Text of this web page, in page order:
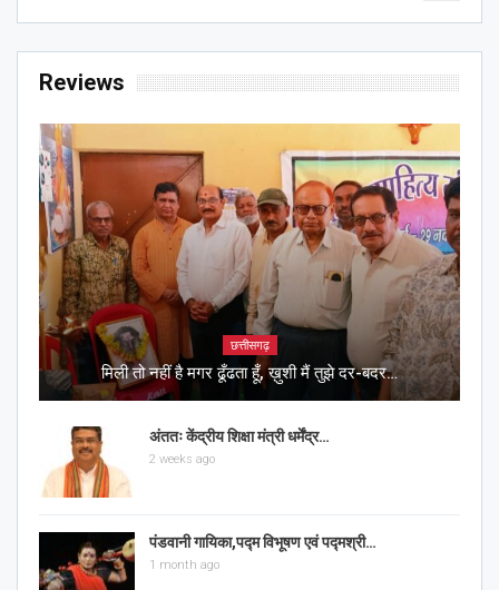
Reviews
छत्तीसगढ़
मिली तो नहीं है मगर ढूँढता हूँ, ख़ुशी मैं तुझे दर-बदर…
अंततः केंद्रीय शिक्षा मंत्री धर्मेंद्र…
2 weeks ago
पंडवानी गायिका,पद्म विभूषण एवं पद्मश्री…
1 month ago